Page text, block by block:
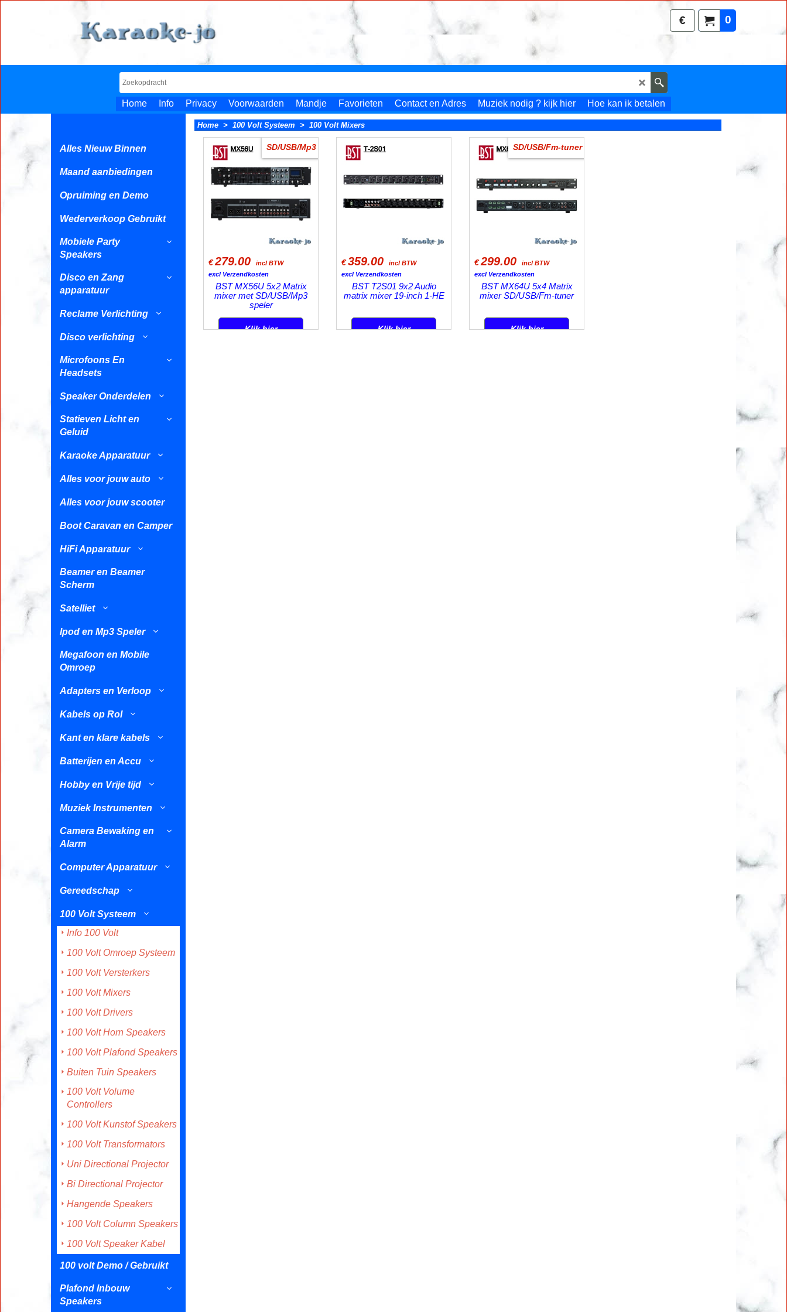
0
€
Home Info Privacy Voorwaarden Mandje Favorieten Contact en Adres Muziek nodig ? kijk hier Hoe kan ik betalen
Alles Nieuw Binnen
Maand aanbiedingen
Opruiming en Demo
Wederverkoop Gebruikt
Mobiele Party
Speakers
Disco en Zang
apparatuur
Reclame Verlichting
Disco verlichting
Microfoons En
Headsets
Speaker Onderdelen
Statieven Licht en
Geluid
Karaoke Apparatuur
Alles voor jouw auto
Alles voor jouw scooter
Boot Caravan en Camper
HiFi Apparatuur
Beamer en Beamer
Scherm
Satelliet
Ipod en Mp3 Speler
Megafoon en Mobile
Omroep
Adapters en Verloop
Kabels op Rol
Kant en klare kabels
Batterijen en Accu
Hobby en Vrije tijd
Muziek Instrumenten
Camera Bewaking en
Alarm
Computer Apparatuur
Gereedschap
100 Volt Systeem
Info 100 Volt
100 Volt Omroep Systeem
100 Volt Versterkers
100 Volt Mixers
100 Volt Drivers
100 Volt Horn Speakers
100 Volt Plafond Speakers
Buiten Tuin Speakers
100 Volt Volume
Controllers
100 Volt Kunstof Speakers
100 Volt Transformators
Uni Directional Projector
Bi Directional Projector
Hangende Speakers
100 Volt Column Speakers
100 Volt Speaker Kabel
100 volt Demo / Gebruikt
Plafond Inbouw
Speakers
Home > 100 Volt Systeem > 100 Volt Mixers
SD/USB/Mp3
€279.00
incl BTW
excl Verzendkosten
BST MX56U 5x2 Matrix
mixer met SD/USB/Mp3
speler
Klik hier
€359.00
incl BTW
excl Verzendkosten
BST T2S01 9x2 Audio
matrix mixer 19-inch 1-HE
Klik hier
SD/USB/Fm-tuner
€299.00
incl BTW
excl Verzendkosten
BST MX64U 5x4 Matrix
mixer SD/USB/Fm-tuner
Klik hier